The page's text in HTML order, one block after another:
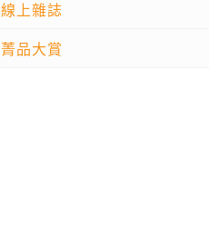
線上雜誌
菁品大賞